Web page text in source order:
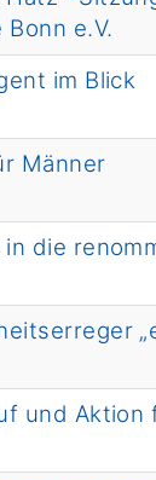
e.V.
im Blick
Männer
die
und